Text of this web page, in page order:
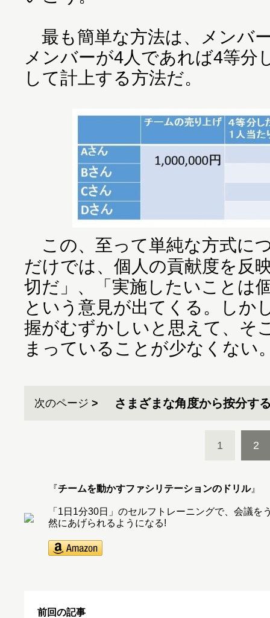
最も簡単な方法は、メンバ
メンバーが4人であれば4等分
して計上する方法だ。
この、至って単純な方式に
だけでは、個人の貢献度を反
切だ」、「実施したいことは
という意見が出てくる。しか
握がむずかしいと思えて、そ
まっていることが少なくない
次のページ さまざまな角度から按分す
1 2
『チームを動かすファシリテーションのドリル』
「1日1分30日」のセルフトレーニングで、会議
然にあげられるようになる!
前回の記事